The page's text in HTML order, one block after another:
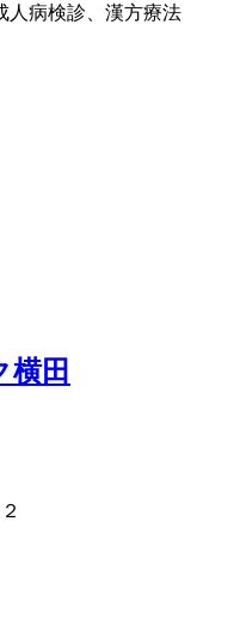
人病検診、漢方療法
横田